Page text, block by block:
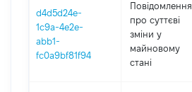
d4d5d24e-
1c9a-4e2e-
abb1-
fc0a9bf81f94
Повідомлення
про суттєві
зміни y
майновому
стані